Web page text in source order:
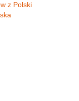
z Polski